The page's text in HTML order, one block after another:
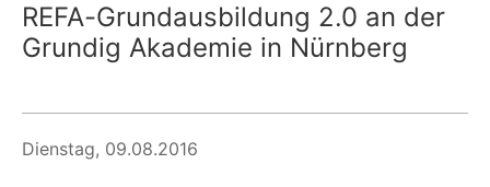
REFA-Grundausbildung 2.0 an der
Grundig Akademie in Nürnberg
Dienstag, 09.08.2016